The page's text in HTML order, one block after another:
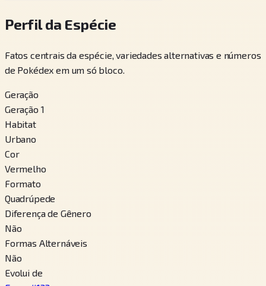
Perfil da Espécie
Fatos centrais da espécie, variedades alternativas e números
de Pokédex em um só bloco.
Geração
Geração 1
Habitat
Urbano
Cor
Vermelho
Formato
Quadrúpede
Diferença de Gênero
Não
Formas Alternáveis
Não
Evolui de